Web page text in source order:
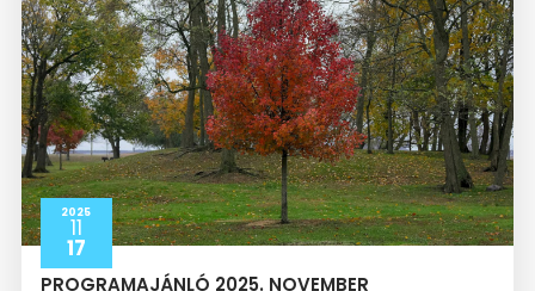
2025
11
17
PROGRAMAJÁNLÓ 2025. NOVEMBER